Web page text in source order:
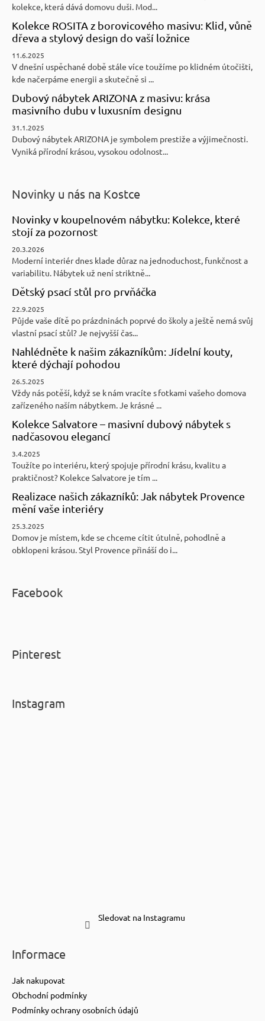
kolekce, která dává domovu duši. Mod...
Kolekce ROSITA z borovicového masivu: Klid, vůně
dřeva a stylový design do vaší ložnice
11.6.2025
V dnešní uspěchané době stále více toužíme po klidném útočišti,
kde načerpáme energii a skutečně si ...
Dubový nábytek ARIZONA z masivu: krása
masivního dubu v luxusním designu
31.1.2025
Dubový nábytek ARIZONA je symbolem prestiže a výjimečnosti.
Vyniká přírodní krásou, vysokou odolnost...
Novinky u nás na Kostce
Novinky v koupelnovém nábytku: Kolekce, které
stojí za pozornost
20.3.2026
Moderní interiér dnes klade důraz na jednoduchost, funkčnost a
variabilitu. Nábytek už není striktně...
Dětský psací stůl pro prvňáčka
22.9.2025
Půjde vaše dítě po prázdninách poprvé do školy a ještě nemá svůj
vlastní psací stůl? Je nejvyšší čas...
Nahlédněte k našim zákazníkům: Jídelní kouty,
které dýchají pohodou
26.5.2025
Vždy nás potěší, když se k nám vracíte s fotkami vašeho domova
zařízeného naším nábytkem. Je krásné ...
Kolekce Salvatore – masivní dubový nábytek s
nadčasovou elegancí
3.4.2025
Toužíte po interiéru, který spojuje přírodní krásu, kvalitu a
praktičnost? Kolekce Salvatore je tím ...
Realizace našich zákazníků: Jak nábytek Provence
mění vaše interiéry
25.3.2025
Domov je místem, kde se chceme cítit útulně, pohodlně a
obklopeni krásou. Styl Provence přináší do i...
Facebook
Pinterest
Instagram
Sledovat na Instagramu
Informace
Jak nakupovat
Obchodní podmínky
Podmínky ochrany osobních údajů